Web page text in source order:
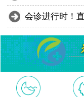
会诊进行时！